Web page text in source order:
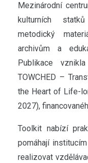
Mezinárodní
kulturních
metodický
archivům a
Publikace
TOWCHED –
the Heart of Life-
2027),
Toolkit nabízí
pomáhají
realizovat